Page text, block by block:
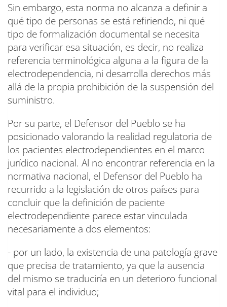
Sin embargo, esta norma no alcanza a definir a
qué tipo de personas se está refiriendo, ni qué
tipo de formalización documental se necesita
para verificar esa situación, es decir, no realiza
referencia terminológica alguna a la figura de la
electrodependencia, ni desarrolla derechos más
allá de la propia prohibición de la suspensión del
suministro.
Por su parte, el Defensor del Pueblo se ha
posicionado valorando la realidad regulatoria de
los pacientes electrodependientes en el marco
jurídico nacional. Al no encontrar referencia en la
normativa nacional, el Defensor del Pueblo ha
recurrido a la legislación de otros países para
concluir que la definición de paciente
electrodependiente parece estar vinculada
necesariamente a dos elementos:
- por un lado, la existencia de una patología grave
que precisa de tratamiento, ya que la ausencia
del mismo se traduciría en un deterioro funcional
vital para el individuo;